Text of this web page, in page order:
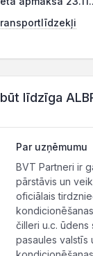
līdzīga
Par uzņēmumu
BVT Partneri ir
pārstāvis un
oficiālais
čilleri u.c.
pasaules valstīs